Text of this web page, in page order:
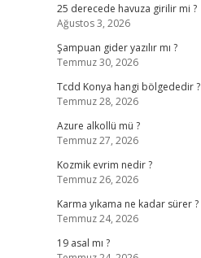
25 derecede havuza girilir mi ?
Ağustos 3, 2026
Şampuan gider yazılır mı ?
Temmuz 30, 2026
Tcdd Konya hangi bölgededir ?
Temmuz 28, 2026
Azure alkollü mü ?
Temmuz 27, 2026
Kozmik evrim nedir ?
Temmuz 26, 2026
Karma yıkama ne kadar sürer ?
Temmuz 24, 2026
19 asal mı ?